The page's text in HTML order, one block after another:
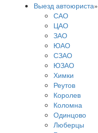
Выезд автоюриста»
САО
ЦАО
ЗАО
ЮАО
СЗАО
ЮЗАО
Химки
Реутов
Королев
Коломна
Одинцово
Люберцы